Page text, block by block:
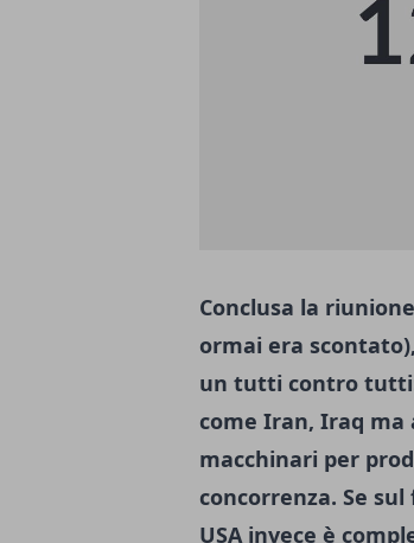
Conclusa la
ormai era
un tutti contro tutti:
come Iran, Iraq ma
macchinari per
concorrenza. Se
USA invece è